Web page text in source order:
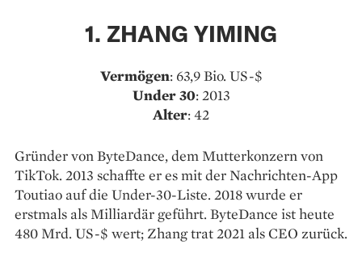
1. ZHANG YIMING
Vermögen: 63,9 Bio. US-$
Under 30: 2013
Alter: 42
Gründer von ByteDance, dem Mutterkonzern von
TikTok. 2013 schaffte er es mit der Nachrichten-App
Toutiao auf die Under-30-Liste. 2018 wurde er
erstmals als Milliardär geführt. ByteDance ist heute
480 Mrd. US-$ wert; Zhang trat 2021 als CEO zurück.